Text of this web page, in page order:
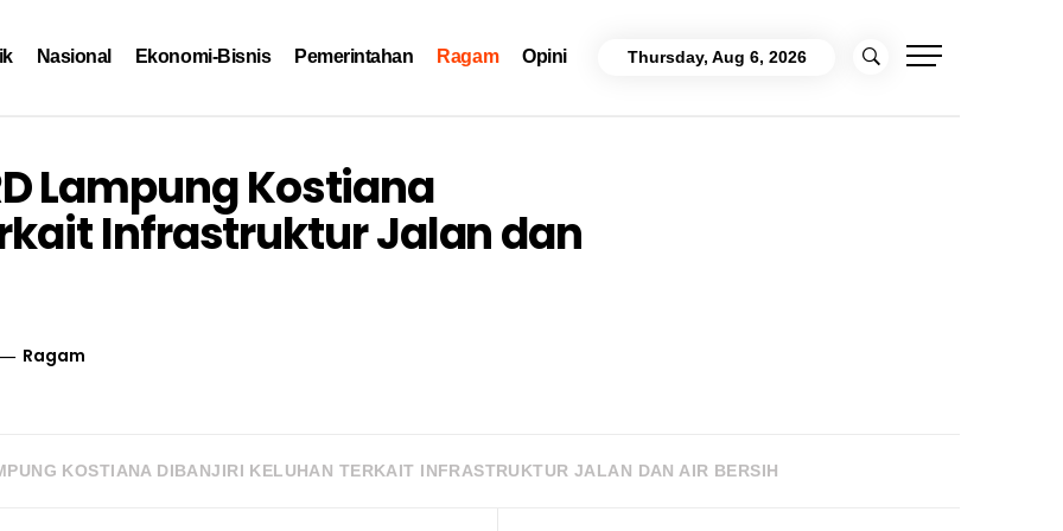
Nasional Ekonomi-Bisnis Pemerintahan Ragam Opini Thursday, Aug 6, 2026
Lampung Kostiana
Infrastruktur Jalan dan
Ragam
KOSTIANA DIBANJIRI KELUHAN TERKAIT INFRASTRUKTUR JALAN DAN AIR BERSIH